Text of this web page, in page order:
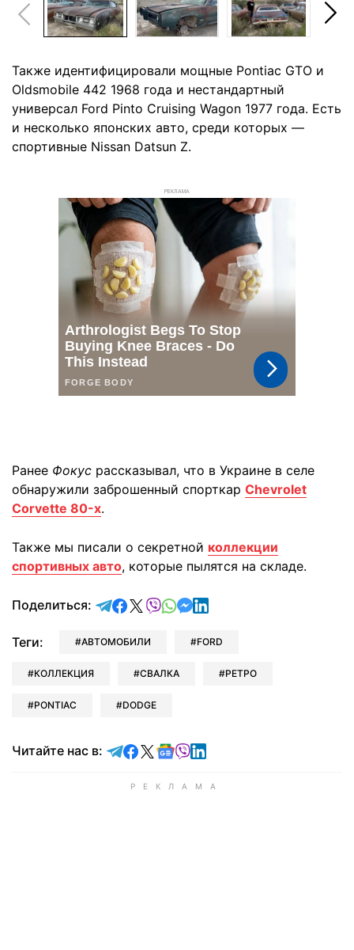
Также идентифицировали мощные Pontiac GTO и
Oldsmobile 442 1968 года и нестандартный
универсал Ford Pinto Cruising Wagon 1977 года. Есть
и несколько японских авто, среди которых —
спортивные Nissan Datsun Z.
РЕКЛАМА
Ранее Фокус рассказывал, что в Украине в селе
обнаружили заброшенный спорткар Chevrolet
Corvette 80-х.
Также мы писали о секретной коллекции
спортивных авто, которые пылятся на складе.
Поделиться: отправить в Telegram
поделиться в Facebook
поделиться в X
отправить в Viber
отправить в Whatsapp
отправить в Messenger
отправить в LinkedIn
Теги: АВТОМОБИЛИ FORD
КОЛЛЕКЦИЯ СВАЛКА РЕТРО
PONTIAC DODGE
Читайте нас в: Читайте в Telegram
Читайте в Facebook
Читайте в X
Читайте в Google news
Читайте в Viber
Читайте в LinkedIn